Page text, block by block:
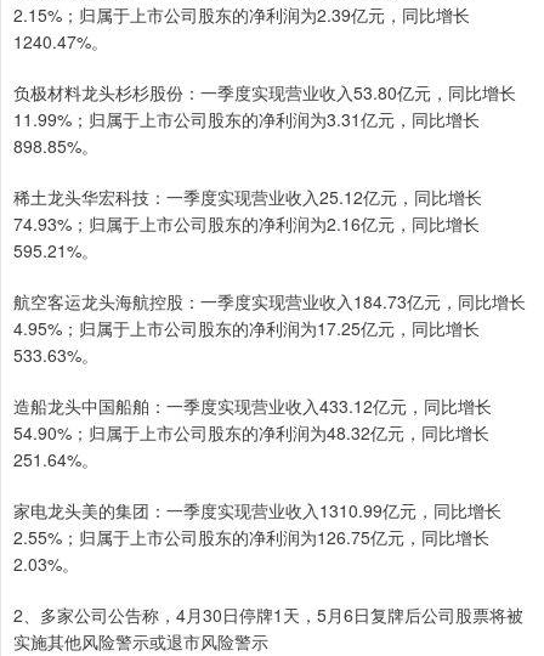
2.15%；归属于上市公司股东的净利润为2.39亿元，同比增长
1240.47%。
负极材料龙头杉杉股份：一季度实现营业收入53.80亿元，同比增长
11.99%；归属于上市公司股东的净利润为3.31亿元，同比增长
898.85%。
稀土龙头华宏科技：一季度实现营业收入25.12亿元，同比增长
74.93%；归属于上市公司股东的净利润为2.16亿元，同比增长
595.21%。
航空客运龙头海航控股：一季度实现营业收入184.73亿元，同比增长
4.95%；归属于上市公司股东的净利润为17.25亿元，同比增长
533.63%。
造船龙头中国船舶：一季度实现营业收入433.12亿元，同比增长
54.90%；归属于上市公司股东的净利润为48.32亿元，同比增长
251.64%。
家电龙头美的集团：一季度实现营业收入1310.99亿元，同比增长
2.55%；归属于上市公司股东的净利润为126.75亿元，同比增长
2.03%。
2、多家公司公告称，4月30日停牌1天，5月6日复牌后公司股票将被
实施其他风险警示或退市风险警示